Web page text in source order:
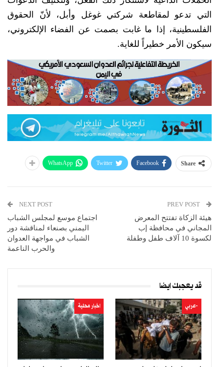
التي تدعو لمقاطعة شركتي غوغل وأبل، لأنّ الحقوق
الفلسطينية، إذا ما غابت بصمت عن الفضاء الإلكتروني،
سيكون الأمر خطيراً للغاية.
Share
Facebook
Twitter
WhatsApp
هيئة الزكاة تفتتح المعرض
المجاني في محافظة إب
لكسوة 10 آلاف طفل وطفلة
NEXT POST
اجتماع موسع لمجلس الشباب
اليمني بصنعاء لمناقشة دور
الشباب في مواجهة العدوان
والحرب الناعمة
قد يعجبك ايضا
-عربي اخبار محلية